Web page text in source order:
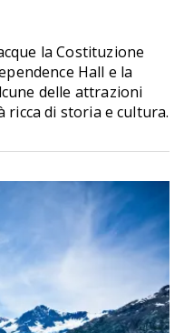
la Costituzione
Hall e la
delle attrazioni
ricca di storia e cultura.